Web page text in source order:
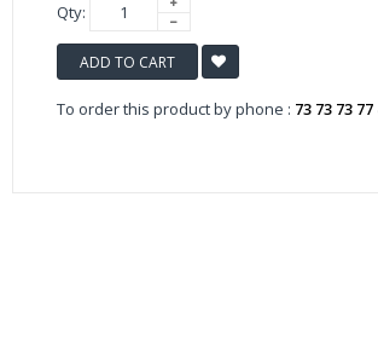
Qty:
ADD TO CART
To order this product by phone : 73 73 73 77